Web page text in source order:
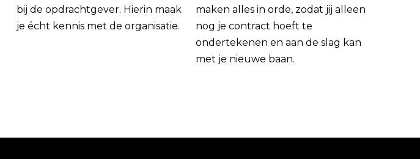
bij de opdrachtgever. Hierin maak
je écht kennis met de organisatie.
maken alles in orde, zodat jij alleen
nog je contract hoeft te
ondertekenen en aan de slag kan
met je nieuwe baan.